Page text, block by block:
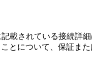
載されている接続
とについて、保証また